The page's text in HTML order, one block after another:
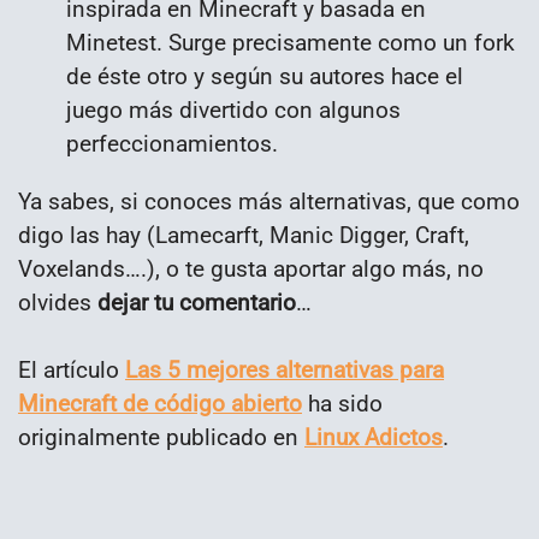
inspirada en Minecraft y basada en
Minetest. Surge precisamente como un fork
de éste otro y según su autores hace el
juego más divertido con algunos
perfeccionamientos.
Ya sabes, si conoces más alternativas, que como
digo las hay (Lamecarft, Manic Digger, Craft,
Voxelands….), o te gusta aportar algo más, no
olvides dejar tu comentario…
El artículo Las 5 mejores alternativas para
Minecraft de código abierto ha sido
originalmente publicado en Linux Adictos.